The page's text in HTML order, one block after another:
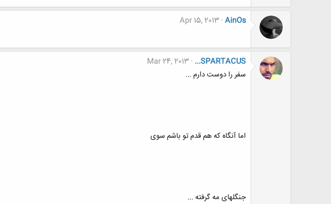
AinOs
Apr 15, 2013
...SPARTACUS
Mar 24, 2013
سفر را دوست دارم ...
اما آنگاه که هم قدم تو باشم سوی
جنگلهای مه گرفته ...